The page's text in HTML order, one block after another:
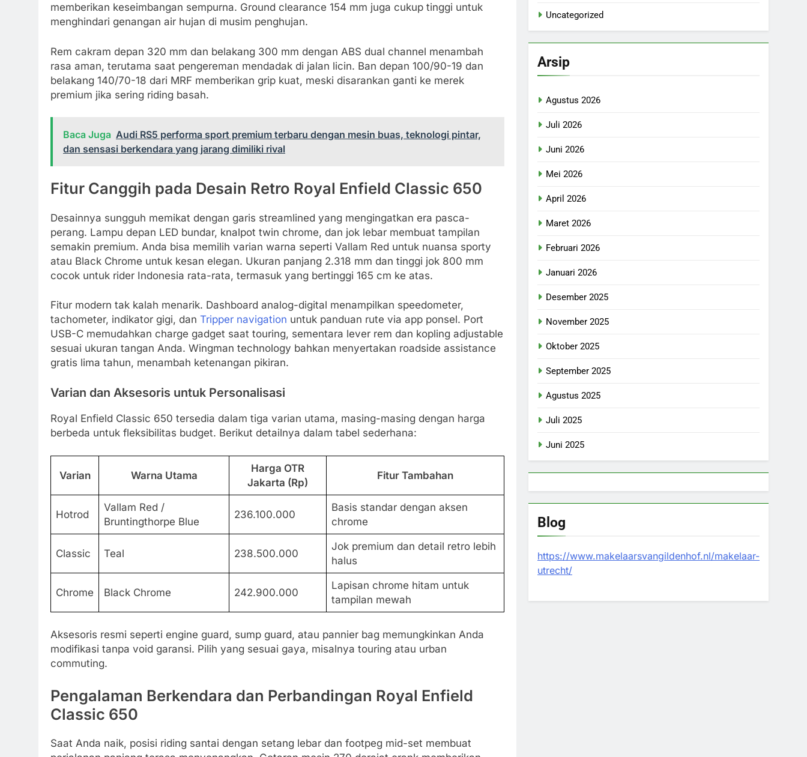
memberikan keseimbangan sempurna. Ground clearance 154 mm juga cukup tinggi untuk
menghindari genangan air hujan di musim penghujan.
Rem cakram depan 320 mm dan belakang 300 mm dengan ABS dual channel menambah
rasa aman, terutama saat pengereman mendadak di jalan licin. Ban depan 100/90-19 dan
belakang 140/70-18 dari MRF memberikan grip kuat, meski disarankan ganti ke merek
premium jika sering riding basah.
Baca Juga Audi RS5 performa sport premium terbaru dengan mesin buas, teknologi pintar,
dan sensasi berkendara yang jarang dimiliki rival
Fitur Canggih pada Desain Retro Royal Enfield Classic 650
Desainnya sungguh memikat dengan garis streamlined yang mengingatkan era pasca-
perang. Lampu depan LED bundar, knalpot twin chrome, dan jok lebar membuat tampilan
semakin premium. Anda bisa memilih varian warna seperti Vallam Red untuk nuansa sporty
atau Black Chrome untuk kesan elegan. Ukuran panjang 2.318 mm dan tinggi jok 800 mm
cocok untuk rider Indonesia rata-rata, termasuk yang bertinggi 165 cm ke atas.
Fitur modern tak kalah menarik. Dashboard analog-digital menampilkan speedometer,
tachometer, indikator gigi, dan Tripper navigation untuk panduan rute via app ponsel. Port
USB-C memudahkan charge gadget saat touring, sementara lever rem dan kopling adjustable
sesuai ukuran tangan Anda. Wingman technology bahkan menyertakan roadside assistance
gratis lima tahun, menambah ketenangan pikiran.
Varian dan Aksesoris untuk Personalisasi
Royal Enfield Classic 650 tersedia dalam tiga varian utama, masing-masing dengan harga
berbeda untuk fleksibilitas budget. Berikut detailnya dalam tabel sederhana:
Varian Warna Utama
Harga OTR
Jakarta (Rp)
Fitur Tambahan
Hotrod
Vallam Red /
Bruntingthorpe Blue
236.100.000
Basis standar dengan aksen
chrome
Classic Teal 238.500.000
Jok premium dan detail retro lebih
halus
Chrome Black Chrome 242.900.000
Lapisan chrome hitam untuk
tampilan mewah
Aksesoris resmi seperti engine guard, sump guard, atau pannier bag memungkinkan Anda
modifikasi tanpa void garansi. Pilih yang sesuai gaya, misalnya touring atau urban
commuting.
Pengalaman Berkendara dan Perbandingan Royal Enfield
Classic 650
Saat Anda naik, posisi riding santai dengan setang lebar dan footpeg mid-set membuat
Uncategorized
Arsip
Agustus 2026
Juli 2026
Juni 2026
Mei 2026
April 2026
Maret 2026
Februari 2026
Januari 2026
Desember 2025
November 2025
Oktober 2025
September 2025
Agustus 2025
Juli 2025
Juni 2025
Blog
https://www.makelaarsvangildenhof.nl/makelaar-
utrecht/